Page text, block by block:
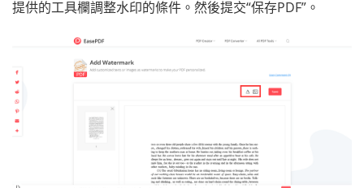
提供的工具欄調整水印的條件。然後提交“保存PDF”。